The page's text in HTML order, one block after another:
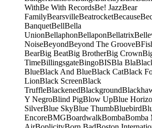
WithBe With RecordsBe! JazzBear
FamilyBearsvilleBeatrocketBecause
BanquetBellBella
UnionBellaphonBellaponBellatrix
NoiseBeyondBeyond The Groove
BearBig BeatBig BrotherBig Crown
TimeBillingsgateBingoBISBla Bla
BlueBlack And BlueBlack CatBlack
LionBlack ScreenBlack
TruffleBlackenedBlackground
Y NegroBlind PigBlow UpBlue
SilverBlue SkyBlue ThumbBluebird
EncoreBMGBoardwalkBombaBomba